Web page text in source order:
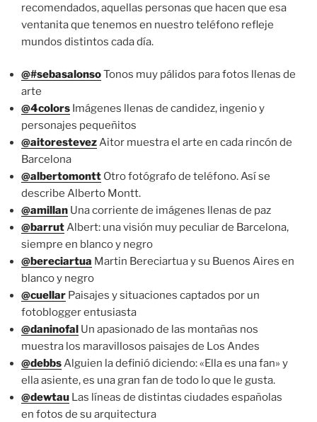
recomendados, aquellas personas que hacen que esa
ventanita que tenemos en nuestro teléfono refleje
mundos distintos cada día.
@#sebasalonsoTonos muy pálidos para fotos llenas de
arte
@4colors Imágenes llenas de candidez, ingenio y
personajes pequeñitos
@aitorestevezAitor muestra el arte en cada rincón de
Barcelona
@albertomontt Otro fotógrafo de teléfono. Así se
describe Alberto Montt.
@amillan Una corriente de imágenes llenas de paz
@barrutAlbert: una visión muy peculiar de Barcelona,
siempre en blanco y negro
@bereciartua Martin Bereciartua y su Buenos Aires en
blanco y negro
@cuellar Paisajes y situaciones captados por un
fotoblogger entusiasta
@daninofal Un apasionado de las montañas nos
muestra los maravillosos paisajes de Los Andes
@debbsAlguien la definió diciendo: «Ella es una fan» y
ella asiente, es una gran fan de todo lo que le gusta.
@dewtau Las líneas de distintas ciudades españolas
en fotos de su arquitectura